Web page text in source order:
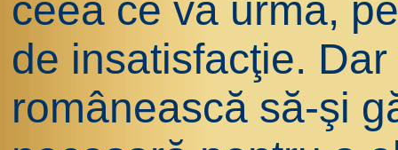
ceea ce va urma,
de insatisfacţie.
românească să-şi